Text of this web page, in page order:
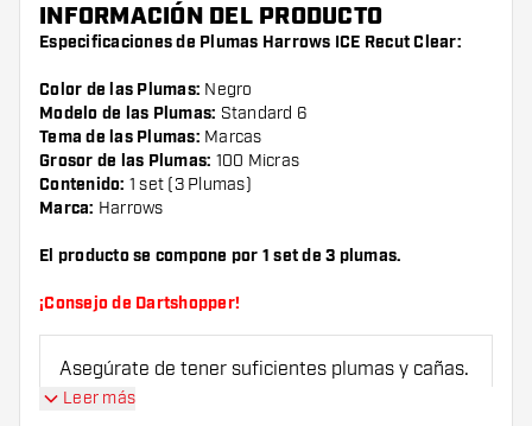
INFORMACIÓN DEL PRODUCTO
Especificaciones de Plumas Harrows ICE Recut Clear:
Color de las Plumas: Negro
Modelo de las Plumas: Standard 6
Tema de las Plumas: Marcas
Grosor de las Plumas: 100 Micras
Contenido: 1 set (3 Plumas)
Marca: Harrows
El producto se compone por 1 set de 3 plumas.
¡Consejo de Dartshopper!
Asegúrate de tener suficientes plumas y cañas.
Estas pueden dañarse o romperse con el uso.
Leer más